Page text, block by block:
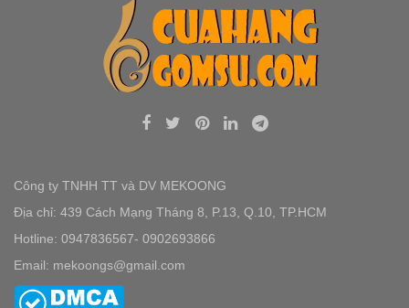
Công ty TNHH TT và DV MEKOONG
Địa chỉ: 439 Cách Mạng Tháng 8, P.13, Q.10, TP.HCM
Hotline: 0947836567- 0902693866
Email: mekoongs@gmail.com